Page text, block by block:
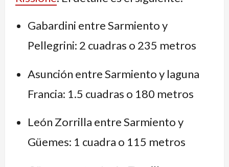
Gabardini entre Sarmiento y
Pellegrini: 2 cuadras o 235 metros
Asunción entre Sarmiento y laguna
Francia: 1.5 cuadras o 180 metros
León Zorrilla entre Sarmiento y
Güemes: 1 cuadra o 115 metros